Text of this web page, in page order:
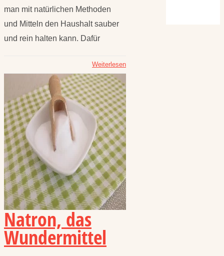
man mit natürlichen Methoden
und Mitteln den Haushalt sauber
und rein halten kann. Dafür
Weiterlesen
Natron, das
Wundermittel